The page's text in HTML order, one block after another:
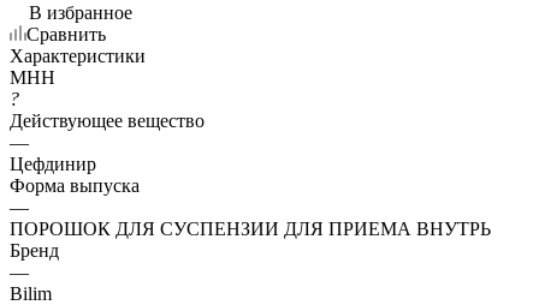
В избранное
Сравнить
Характеристики
МНН
?
Действующее вещество
—
Цефдинир
Форма выпуска
—
ПОРОШОК ДЛЯ СУСПЕНЗИИ ДЛЯ ПРИЕМА ВНУТРЬ
Бренд
—
Bilim